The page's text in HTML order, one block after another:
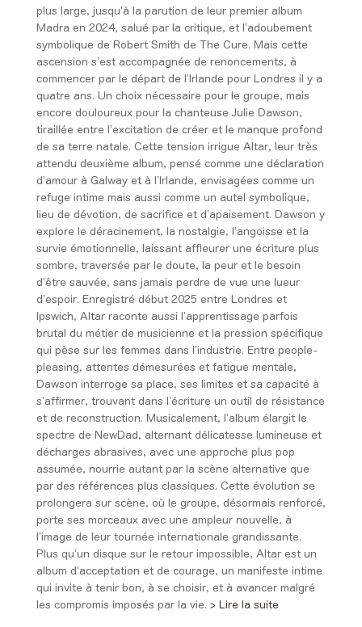
plus large, jusqu’à la parution de leur premier album
Madra en 2024, salué par la critique, et l’adoubement
symbolique de Robert Smith de The Cure. Mais cette
ascension s’est accompagnée de renoncements, à
commencer par le départ de l’Irlande pour Londres il y a
quatre ans. Un choix nécessaire pour le groupe, mais
encore douloureux pour la chanteuse Julie Dawson,
tiraillée entre l’excitation de créer et le manque profond
de sa terre natale. Cette tension irrigue Altar, leur très
attendu deuxième album, pensé comme une déclaration
d’amour à Galway et à l’Irlande, envisagées comme un
refuge intime mais aussi comme un autel symbolique,
lieu de dévotion, de sacrifice et d’apaisement. Dawson y
explore le déracinement, la nostalgie, l’angoisse et la
survie émotionnelle, laissant affleurer une écriture plus
sombre, traversée par le doute, la peur et le besoin
d’être sauvée, sans jamais perdre de vue une lueur
d’espoir. Enregistré début 2025 entre Londres et
Ipswich, Altar raconte aussi l’apprentissage parfois
brutal du métier de musicienne et la pression spécifique
qui pèse sur les femmes dans l’industrie. Entre people-
pleasing, attentes démesurées et fatigue mentale,
Dawson interroge sa place, ses limites et sa capacité à
s’affirmer, trouvant dans l’écriture un outil de résistance
et de reconstruction. Musicalement, l’album élargit le
spectre de NewDad, alternant délicatesse lumineuse et
décharges abrasives, avec une approche plus pop
assumée, nourrie autant par la scène alternative que
par des références plus classiques. Cette évolution se
prolongera sur scène, où le groupe, désormais renforcé,
porte ses morceaux avec une ampleur nouvelle, à
l’image de leur tournée internationale grandissante.
Plus qu’un disque sur le retour impossible, Altar est un
album d’acceptation et de courage, un manifeste intime
qui invite à tenir bon, à se choisir, et à avancer malgré
les compromis imposés par la vie. > Lire la suite